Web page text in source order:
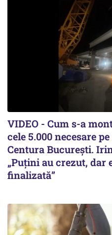
VIDEO - Cum s-a
cele 5.000 necesare
Centura București.
„Puțini au crezut, dar
finalizată”